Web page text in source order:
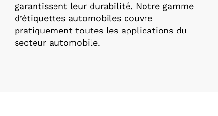
garantissent leur durabilité. Notre gamme
d’étiquettes automobiles couvre
pratiquement toutes les applications du
secteur automobile.